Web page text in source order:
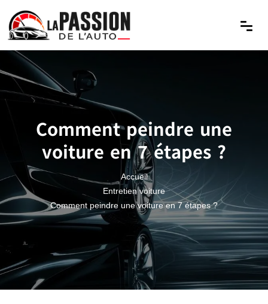
Comment peindre une
voiture en 7 étapes ?
Accueil
Entretien voiture
Comment peindre une voiture en 7 étapes ?